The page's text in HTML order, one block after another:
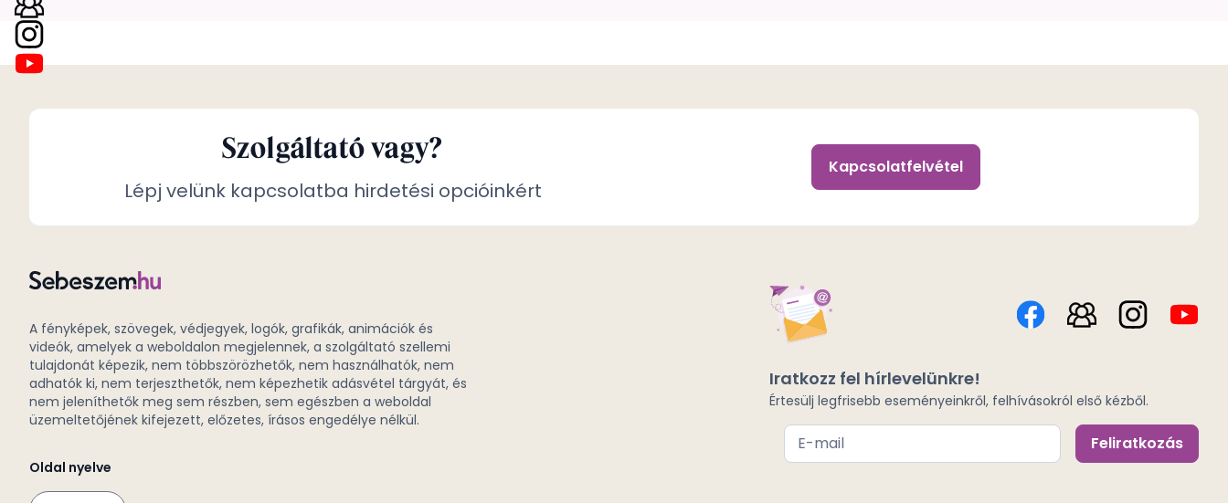
Szolgáltató vagy?
Lépj velünk kapcsolatba hirdetési opcióinkért
Kapcsolatfelvétel
A fényképek, szövegek, védjegyek, logók, grafikák, animációk és
videók, amelyek a weboldalon megjelennek, a szolgáltató szellemi
tulajdonát képezik, nem többszörözhetők, nem használhatók, nem
adhatók ki, nem terjeszthetők, nem képezhetik adásvétel tárgyát, és
nem jeleníthetők meg sem részben, sem egészben a weboldal
üzemeltetőjének kifejezett, előzetes, írásos engedélye nélkül.
Oldal nyelve
Iratkozz fel hírlevelünkre!
Értesülj legfrisebb eseményeinkről, felhívásokról első kézből.
Feliratkozás